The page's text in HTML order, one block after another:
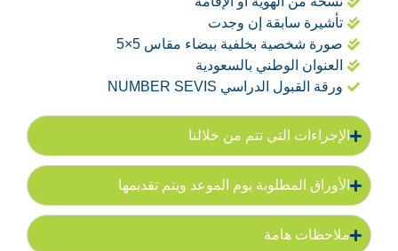
تأشيرة سابقة إن وجدت
صورة شخصية بخلفية بيضاء مقاس 5×5
العنوان الوطني بالسعودية
ورقة القبول الدراسي NUMBER SEVIS
الإجراءات التي تتم من خلالنا
الأوراق المطلوبة يوم الموعد ويتم تقديمها
ملاحظات هامة